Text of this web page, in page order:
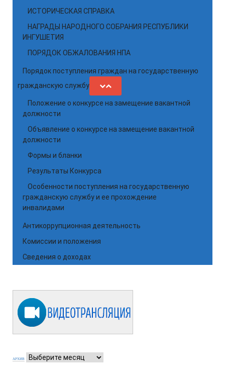
ИСТОРИЧЕСКАЯ СПРАВКА
НАГРАДЫ НАРОДНОГО СОБРАНИЯ РЕСПУБЛИКИ
ИНГУШЕТИЯ
ПОРЯДОК ОБЖАЛОВАНИЯ НПА
Порядок поступления граждан на государственную
гражданскую службу
Положение о конкурсе на замещение вакантной
должности
Объявление о конкурсе на замещение вакантной
должности
Формы и бланки
Результаты Конкурса
Особенности поступления на государственную
гражданскую службу и ее прохождение
инвалидами
Антикоррупционная деятельность
Комиссии и положения
Сведения о доходах
АРХИВ